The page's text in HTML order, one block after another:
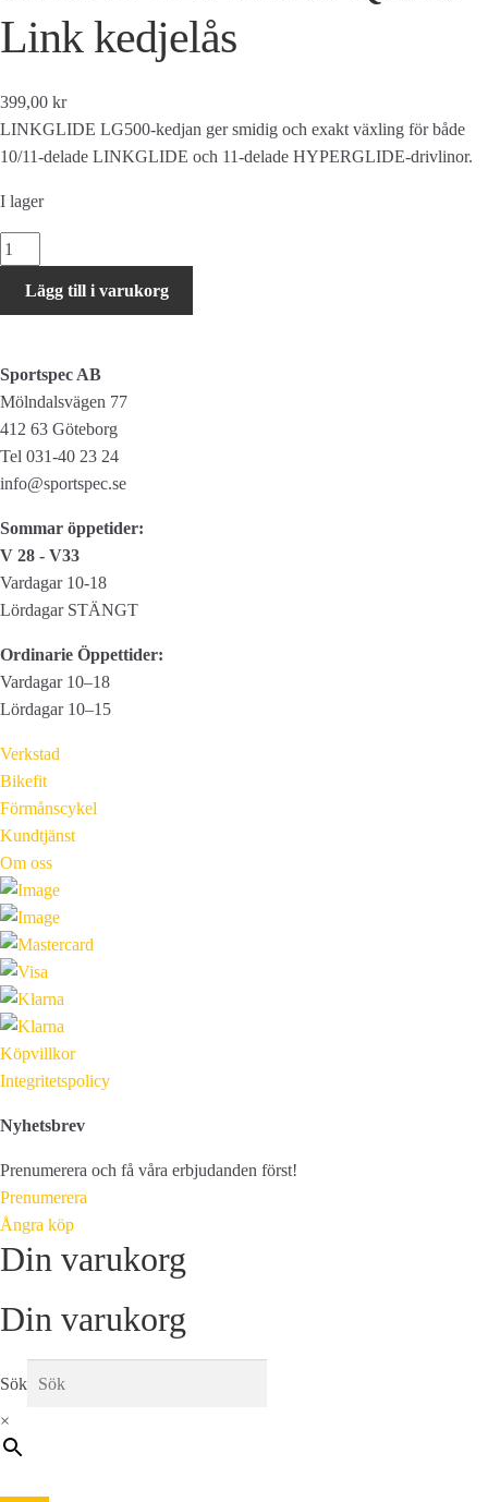
Link kedjelås
399,00 kr
LINKGLIDE LG500-kedjan ger smidig och exakt växling för både
10/11-delade LINKGLIDE och 11-delade HYPERGLIDE-drivlinor.
I lager
Shimano
Kedja
CN-
E-
BIKE
RATED
126
länkar
Quick-
Link
kedjelås
mängd
Lägg till i varukorg
Sportspec AB
Mölndalsvägen 77
412 63 Göteborg
Tel 031-40 23 24
info@sportspec.se
Sommar öppetider:
V 28 - V33
Vardagar 10-18
Lördagar STÄNGT
Ordinarie Öppettider:
Vardagar 10–18
Lördagar 10–15
Verkstad
Bikefit
Förmånscykel
Kundtjänst
Om oss
Köpvillkor
Integritetspolicy
Nyhetsbrev
Prenumerera och få våra erbjudanden först!
Prenumerera
Ångra köp
Din varukorg
Din varukorg
Sök
×